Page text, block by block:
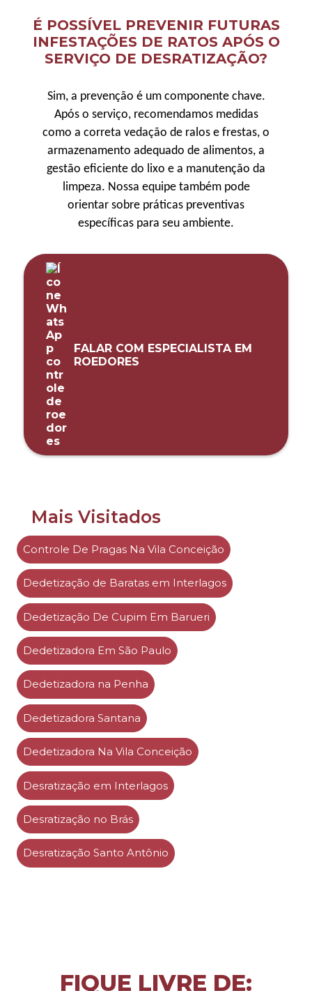
É POSSÍVEL PREVENIR FUTURAS
INFESTAÇÕES DE RATOS APÓS O
SERVIÇO DE DESRATIZAÇÃO?
Sim, a prevenção é um componente chave.
Após o serviço, recomendamos medidas
como a correta vedação de ralos e frestas, o
armazenamento adequado de alimentos, a
gestão eficiente do lixo e a manutenção da
limpeza. Nossa equipe também pode
orientar sobre práticas preventivas
específicas para seu ambiente.
FALAR COM ESPECIALISTA EM
ROEDORES
Mais Visitados
Controle De Pragas Na Vila Conceição
Dedetização de Baratas em Interlagos
Dedetização De Cupim Em Barueri
Dedetizadora Em São Paulo
Dedetizadora na Penha
Dedetizadora Santana
Dedetizadora Na Vila Conceição
Desratização em Interlagos
Desratização no Brás
Desratização Santo Antônio
FIQUE LIVRE DE: